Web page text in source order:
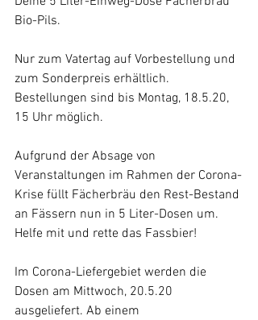
Bio-Pils.
Nur zum Vatertag auf Vorbestellung und
zum Sonderpreis erhältlich.
Bestellungen sind bis Montag, 18.5.20,
15 Uhr möglich.
Aufgrund der Absage von
Veranstaltungen im Rahmen der Corona-
Krise füllt Fächerbräu den Rest-Bestand
an Fässern nun in 5 Liter-Dosen um.
Helfe mit und rette das Fassbier!
Im Corona-Liefergebiet werden die
Dosen am Mittwoch, 20.5.20
ausgeliefert. Ab einem